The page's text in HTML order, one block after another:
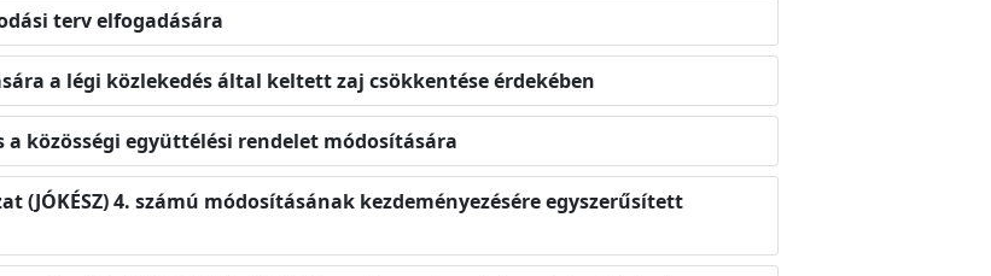
terv elfogadására
a légi közlekedés által keltett zaj csökkentése érdekében
közösségi együttélési rendelet módosítására
(JÓKÉSZ) 4. számú módosításának kezdeményezésére egyszerűsített